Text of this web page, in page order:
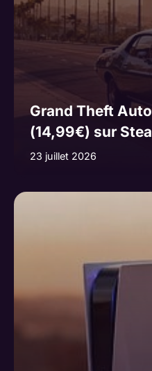
Grand Theft
(14,99€) sur
23 juillet 2026